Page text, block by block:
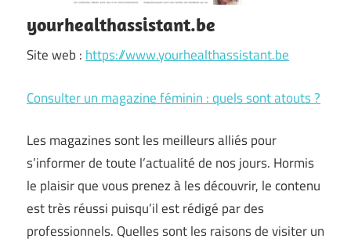
yourhealthassistant.be
Site web : https://www.yourhealthassistant.be
Consulter un magazine féminin : quels sont atouts ?
Les magazines sont les meilleurs alliés pour
s’informer de toute l’actualité de nos jours. Hormis
le plaisir que vous prenez à les découvrir, le contenu
est très réussi puisqu’il est rédigé par des
professionnels. Quelles sont les raisons de visiter un